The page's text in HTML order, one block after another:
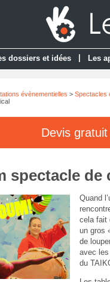
dossiers et idées Les
évènementielles > Spectacles
Devis
spectacle
Quand
cela fait
un gros
de
avec
du